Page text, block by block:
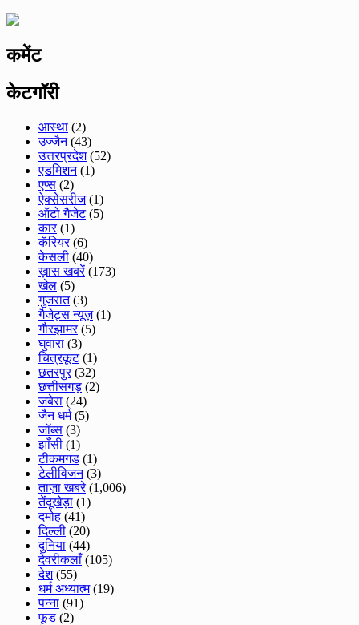
कमेंट
केटगॉरी
आस्था (2)
उज्जैन(43)
उत्तरप्रदेश(52)
एडमिशन(1)
एप्स (2)
ऐक्सेसरीज(1)
ऑटो गैजेट(5)
कार(1)
कॅरियर(6)
केसली (40)
ख़ास खबरें(173)
खेल (5)
गुजरात(3)
गैजेट्स न्यूज़(1)
गौरझामर(5)
घुवारा (3)
चित्रकूट(1)
छतरपुर(32)
छत्तीसगड़ (2)
जबेरा (24)
जैन धर्म(5)
जॉब्स (3)
झाँसी (1)
टीकमगड (1)
टेलीविजन(3)
ताज़ा खबरे(1,006)
तेंदूखेड़ा (1)
दमोह (41)
दिल्ली (20)
दुनिया (44)
देवरीकलाँ(105)
देश(55)
धर्म अध्यात्म(19)
पन्ना (91)
फूड (2)